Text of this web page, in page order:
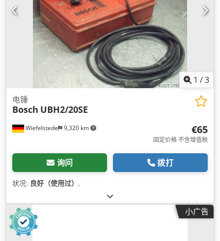
1 /3
Wiefelstede 9,320 km
电锤
Bosch UBH2/20SE
€65
固定价格 不含增值税
询问 拨打
状况: 良好（使用过） ,
小广告